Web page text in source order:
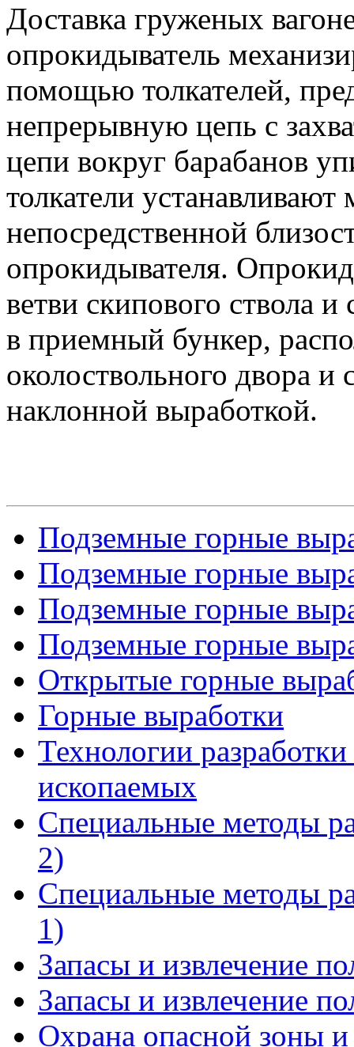
Доставка груженых
опрокидыватель
помощью толкателей,
непрерывную цепь с
цепи вокруг барабанов
толкатели
непосредственной
опрокидывателя.
ветви скипового ствола и
в приемный бункер,
околоствольного двора
наклонной выработкой.
Подземные горные
Подземные горные
Подземные горные
Подземные горные
Открытые горные
Горные выработки
Технологии
ископаемых
Специальные методы
2)
Специальные методы
1)
Запасы и извлечение
Запасы и извлечение
Охрана опасной зоны